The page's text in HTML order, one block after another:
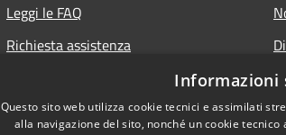
Leggi le FAQ
Richiesta assistenza
Informazioni
Questo sito web utilizza cookie tecnici e assimilati
alla navigazione del sito, nonché un cookie